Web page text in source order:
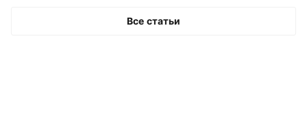
Все статьи